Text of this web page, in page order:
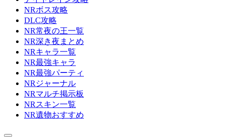
NRボス攻略
DLC攻略
NR常夜の王一覧
NR深き夜まとめ
NRキャラ一覧
NR最強キャラ
NR最強パーティ
NRジャーナル
NRマルチ掲示板
NRスキン一覧
NR遺物おすすめ